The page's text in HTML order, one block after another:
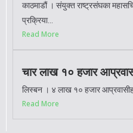
काठमाडौं । संयुक्त राष्ट्रसंघका
प्रक्रिया...
Read More
चार लाख १० हजार
लिस्बन । ४ लाख १० हजार
Read More